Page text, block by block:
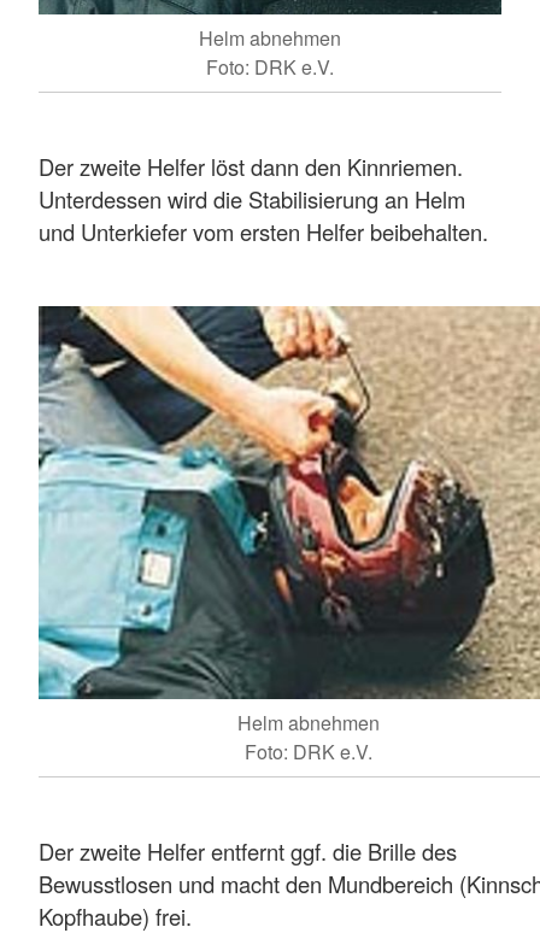
Helm abnehmen
Foto: DRK e.V.
Der zweite Helfer löst dann den Kinnriemen.
Unterdessen wird die Stabilisierung an Helm
und Unterkiefer vom ersten Helfer beibehalten.
Helm abnehmen
Foto: DRK e.V.
Der zweite Helfer entfernt ggf. die Brille des
Bewusstlosen und macht den Mundbereich
Kopfhaube) frei.